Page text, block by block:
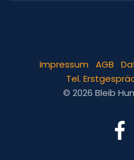
Impressum AGB
Tel.
© 2026 Bleib